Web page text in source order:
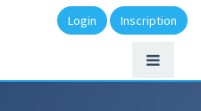
Login Inscription